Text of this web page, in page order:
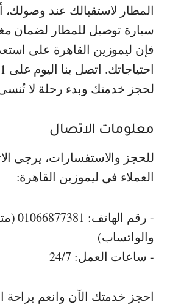
المطار لاستقبالك عند وصولك،
سيارة توصيل للمطار لضمان
فإن ليموزين القاهرة على
لحجز خدمتك وبدء رحلة لا
معلومات الاتصال
للحجز والاستفسارات، يرجى
العملاء في ليموزين القاهرة:
- رقم
والواتساب)
- ساعات العمل: 24/7
احجز خدمتك الآن وانعم براحة